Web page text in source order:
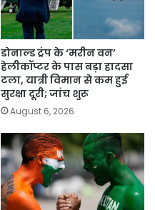
डोनाल्ड ट्रंप के ‘मरीन वन’
हेलीकॉप्टर के पास बड़ा हादसा
टला, यात्री विमान से कम हुई
सुरक्षा दूरी; जांच शुरू
August 6, 2026